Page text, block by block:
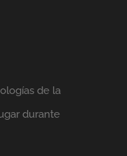
de la
durante